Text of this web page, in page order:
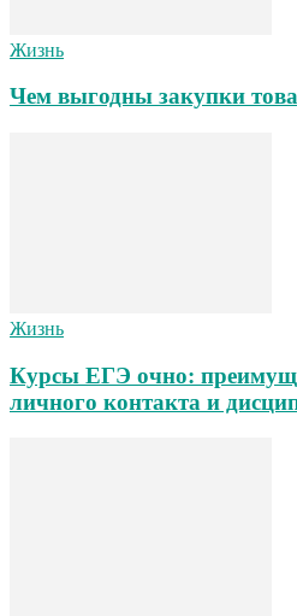
Жизнь
Чем выгодны закупки
Жизнь
Курсы ЕГЭ очно:
личного контакта и